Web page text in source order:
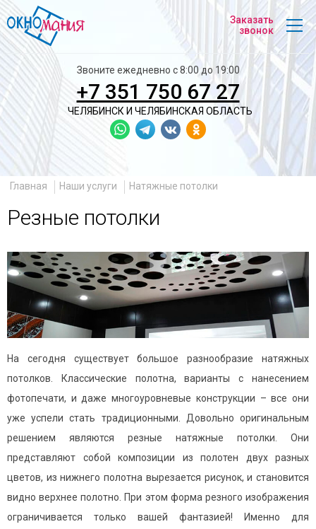
главную
Звоните ежедневно с 8:00 до 19:00
+7 351 750 67 27
ЧЕЛЯБИНСК И ЧЕЛЯБИНСКАЯ ОБЛАСТЬ
Заказать
звонок
Главная Наши услуги Натяжные потолки
Резные потолки
На сегодня существует большое разнообразие натяжных
потолков. Классические полотна, варианты с нанесением
фотопечати, и даже многоуровневые конструкции – все они
уже успели стать традиционными. Довольно оригинальным
решением являются резные натяжные потолки. Они
представляют собой композиции из полотен двух разных
цветов, из нижнего полотна вырезается рисунок, и становится
видно верхнее полотно. При этом форма резного изображения
ограничивается только вашей фантазией! Именно для